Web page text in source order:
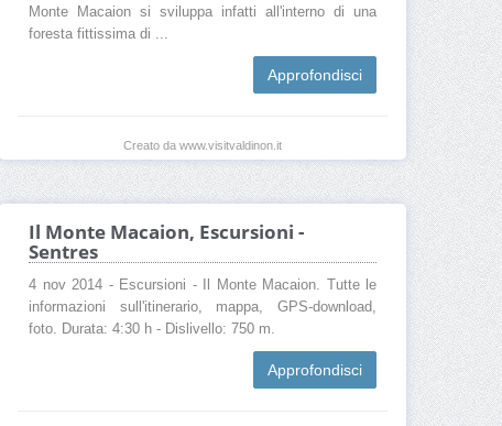
Monte Macaion si sviluppa infatti all'interno di una
foresta fittissima di ...
Approfondisci
Creato da www.visitvaldinon.it
Il Monte Macaion, Escursioni -
Sentres
4 nov 2014 - Escursioni - Il Monte Macaion. Tutte le
informazioni sull'itinerario, mappa, GPS-download,
foto. Durata: 4:30 h - Dislivello: 750 m.
Approfondisci